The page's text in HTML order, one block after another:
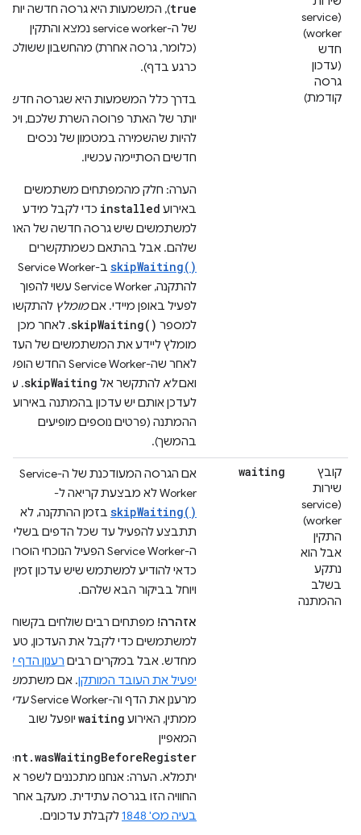
(service
worker)
חדש
(עדכון
גרסה
קודמת)
true), המשמעות היא גרסה חדשה יותר
של ה-service worker נמצא והתקין
(כלומר, גרסה אחרת) מהחשבון ששולט
כרגע בדף).
בדרך כלל המשמעות היא שגרסה חדשה
יותר של האתר פרוסה השרת שלכם, ויכול
להיות שהשמירה במטמון של נכסים
חדשים הסתיימה עכשיו.
הערה: חלק מהמפתחים משתמשים
באירוע installed כדי לקבל מידע
למשתמשים שיש גרסה חדשה של האתר
שלהם. אבל בהתאם כשמתקשרים
skipWaiting()
ב-Service Worker
להתקנה, Service Worker עשוי להפוך
לפעיל באופן מיידי. אםמומלץ להתקשר
למספר skipWaiting(). לאחר מכן
מומלץ ליידע את המשתמשים של העדכון
לאחר שה-Service Worker החדש הופעל,
ואםלא להתקשר אל skipWaiting
.
לעדכן אותם יש עדכון בהמתנה באירוע
ההמתנה (פרטים נוספים מופיעים
בהמשך).
קובץ
שירות
(service
worker)
התקין
אבל הוא
נתקע
בשלב
ההמתנה
waiting
אם הגרסה המעודכנת של ה-Service
Worker לא מבצעת קריאה ל-
skipWaiting() בזמן ההתקנה, לא
תתבצע להפעיל עד שכל הדפים
ה-Service Worker הפעיל הנוכחי הוסרו.
כדאי להודיע למשתמש שיש עדכון זמין
ויוחל בביקור הבא שלהם.
אזהרה! מפתחים רבים שולחים בקשות
למשתמשים כדי לקבל את העדכון, טען
מחדש. אבל במקרים רבים רענון הדף לא
יפעיל את העובד המותקן. אם משתמש
מרענן את הדף וה-Service Worker
עדיין
ממתין, האירוע waiting יופעל שוב
המאפיין
יתמלא. הערה: אנחנו מתכננים לשפר את
החוויה הזו בגרסה עתידית. מעקב אחר
בעיה מס' 1848
לקבלת עדכונים.